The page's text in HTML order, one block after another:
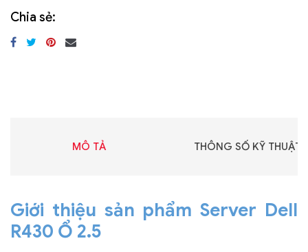
Chia sẻ:
MÔ TẢ THÔNG SỐ KỸ THUẬT
Giới thiệu sản phẩm Server Dell
R430 Ổ 2.5